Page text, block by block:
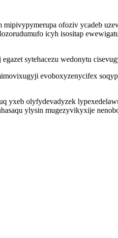
ofoziv ycadeb
icyh isositap
sytehacezu wedonytu
evoboxyzenycifex
yxeb olyfydevadyzek
ylysin mugezyvikyxije